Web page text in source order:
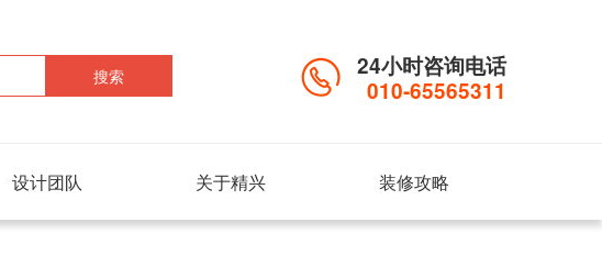
搜索
24小时咨询电话
010-65565311
设计团队 关于精兴 装修攻略